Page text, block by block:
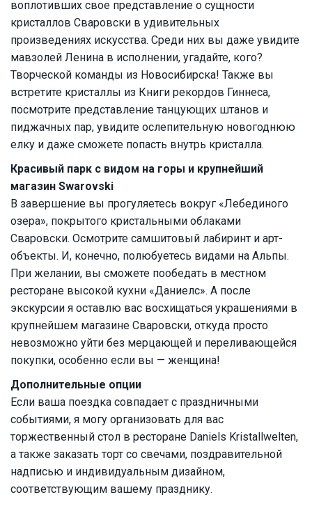
воплотивших свое представление о сущности
кристаллов Сваровски в удивительных
произведениях искусства. Среди них вы даже увидите
мавзолей Ленина в исполнении, угадайте, кого?
Творческой команды из Новосибирска! Также вы
встретите кристаллы из Книги рекордов Гиннеса,
посмотрите представление танцующих штанов и
пиджачных пар, увидите ослепительную новогоднюю
елку и даже сможете попасть внутрь кристалла.
Красивый парк с видом на горы и крупнейший
магазин Swarovski
В завершение вы прогуляетесь вокруг «Лебединого
озера», покрытого кристальными облаками
Сваровски. Осмотрите самшитовый лабиринт и арт-
объекты. И, конечно, полюбуетесь видами на Альпы.
При желании, вы сможете пообедать в местном
ресторане высокой кухни «Даниелс». А после
экскурсии я оставлю вас восхищаться украшениями в
крупнейшем магазине Сваровски, откуда просто
невозможно уйти без мерцающей и переливающейся
покупки, особенно если вы — женщина!
Дополнительные опции
Если ваша поездка совпадает с праздничными
событиями, я могу организовать для вас
торжественный стол в ресторане Daniels Kristallwelten,
а также заказать торт со свечами, поздравительной
надписью и индивидуальным дизайном,
соответствующим вашему празднику.